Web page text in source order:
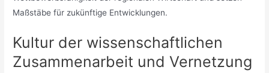
Maßstäbe für zukünftige Entwicklungen.
Kultur der wissenschaftlichen
Zusammenarbeit und Vernetzung